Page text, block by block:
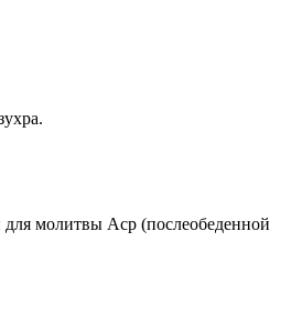
для молитвы Аср (послеобеденной